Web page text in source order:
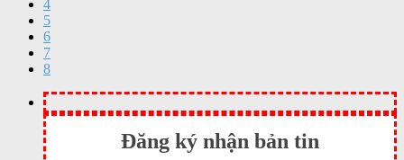
4
5
6
7
8
Đăng ký nhận bản tin